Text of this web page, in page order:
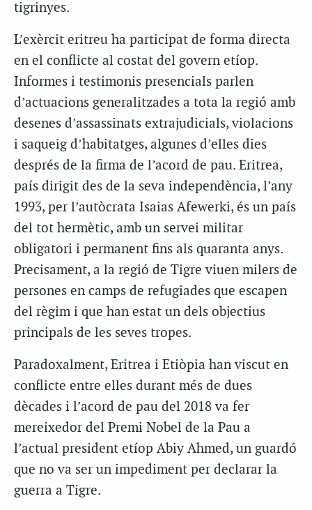
tigrinyes.
L’exèrcit eritreu ha participat de forma directa
en el conflicte al costat del govern etíop.
Informes i testimonis presencials parlen
d’actuacions generalitzades a tota la regió amb
desenes d’assassinats extrajudicials, violacions
i saqueig d’habitatges, algunes d’elles dies
després de la firma de l’acord de pau. Eritrea,
país dirigit des de la seva independència, l’any
1993, per l’autòcrata Isaias Afewerki, és un país
del tot hermètic, amb un servei militar
obligatori i permanent fins als quaranta anys.
Precisament, a la regió de Tigre viuen milers de
persones en camps de refugiades que escapen
del règim i que han estat un dels objectius
principals de les seves tropes.
Paradoxalment, Eritrea i Etiòpia han viscut en
conflicte entre elles durant més de dues
dècades i l’acord de pau del 2018 va fer
mereixedor del Premi Nobel de la Pau a
l’actual president etíop Abiy Ahmed, un guardó
que no va ser un impediment per declarar la
guerra a Tigre.